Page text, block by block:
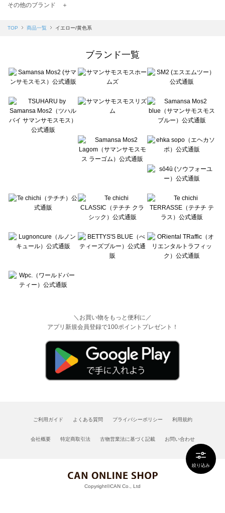
絞り込み
TSUHARU by Samansa Mos2（ツハルバイサマンサモスモス）の一覧
Samansa Mos2 blue（サマンサモスモス ブルー）の一覧
Te chichi（テチチ）の一覧
Te chichi CLASSIC（テチチ クラシック）の一覧
Lugnoncure（ルノンキュール）の一覧
BETTY'S BLUE（べティーズブルー）の一覧
Wpc.（ワールドパーティー）の一覧
その他のブランド ＋
TOP 商品一覧 イエロー/黄色系
ブランド一覧
＼お買い物をもっと便利に／
アプリ新規会員登録で100ポイントプレゼント！
ご利用ガイド よくある質問 プライバシーポリシー 利用規約
会社概要 特定商取引法 古物営業法に基づく記載 お問い合わせ
Copyright©CAN Co., Ltd